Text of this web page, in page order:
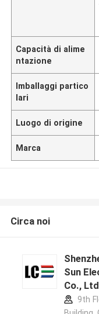
Capacità di alime
ntazione
Imballaggi partico
lari
Luogo di origine
Marca
Circa noi
Sun
Co.,
9th